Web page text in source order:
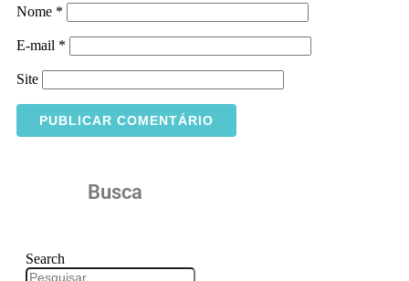
Nome *
E-mail *
Site
Busca
Search